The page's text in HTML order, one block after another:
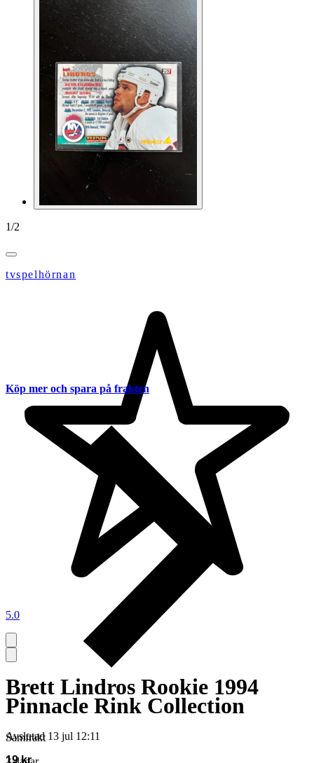
1/2
tvspelhörnan
5.0
Brett Lindros Rookie 1994
Pinnacle Rink Collection
Avslutad 13 jul 12:11
19 kr
Köp mer och spara på frakten
Samfrakt